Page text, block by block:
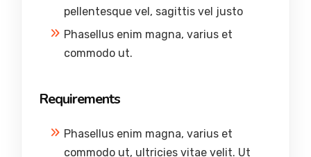
pellentesque vel, sagittis vel justo
Phasellus enim magna, varius et
commodo ut.
Requirements
Phasellus enim magna, varius et
commodo ut, ultricies vitae velit. Ut